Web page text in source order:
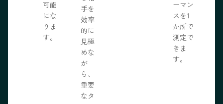
可能
にな
りま
す。
手を
効率
的に
見極
めな
が
ら、
重要
なタ
ーマン
スを1
か所で
測定で
きま
す。